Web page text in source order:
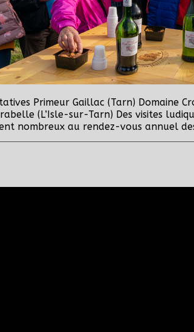
Primeur Gaillac (Tarn) Domaine
(L’Isle-sur-Tarn) Des visites
nombreux au rendez-vous annuel